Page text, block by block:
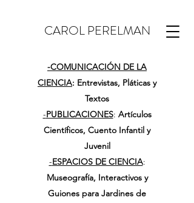
CAROL PERELMAN
-COMUNICACIÓN DE LA
CIENCIA: Entrevistas, Pláticas y
Textos
-PUBLICACIONES: Artículos
Científicos, Cuento Infantil y
Juvenil
-ESPACIOS DE CIENCIA:
Museografía, Interactivos y
Guiones para Jardines de